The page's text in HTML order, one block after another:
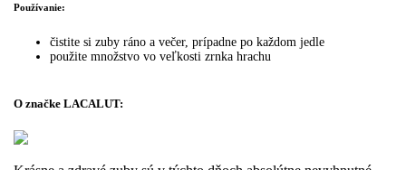
Používanie:
čistite si zuby ráno a večer, prípadne po každom jedle
použite množstvo vo veľkosti zrnka hrachu
O značke LACALUT: